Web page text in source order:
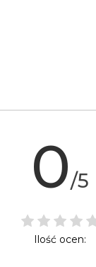
0/5
Ilość ocen: